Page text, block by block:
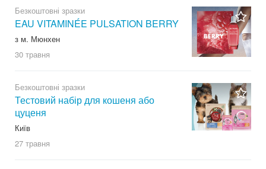
Безкоштовні зразки
EAU VITAMINÉE PULSATION BERRY
з м. Мюнхен
30 травня
Безкоштовні зразки
Тестовий набір для кошеня або
цуценя
Київ
27 травня